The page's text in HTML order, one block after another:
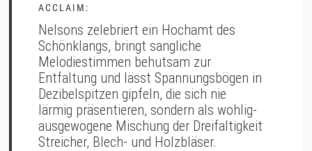
ACCLAIM:
Nelsons zelebriert ein Hochamt des
Schönklangs, bringt sangliche
Melodiestimmen behutsam zur
Entfaltung und lässt Spannungsbögen in
Dezibelspitzen gipfeln, die sich nie
lärmig präsentieren, sondern als wohlig-
ausgewogene Mischung der Dreifaltigkeit
Streicher, Blech- und Holzbläser.